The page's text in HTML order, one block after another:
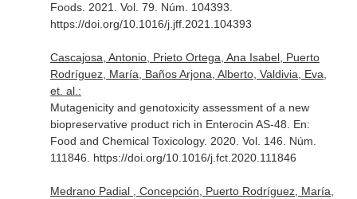
Foods. 2021. Vol. 79. Núm. 104393.
https://doi.org/10.1016/j.jff.2021.104393
Cascajosa, Antonio, Prieto Ortega, Ana Isabel, Puerto
Rodríguez, María, Baños Arjona, Alberto, Valdivia, Eva,
et. al.:
Mutagenicity and genotoxicity assessment of a new
biopreservative product rich in Enterocin AS-48. En:
Food and Chemical Toxicology. 2020. Vol. 146. Núm.
111846. https://doi.org/10.1016/j.fct.2020.111846
Medrano Padial , Concepción, Puerto Rodríguez, María,